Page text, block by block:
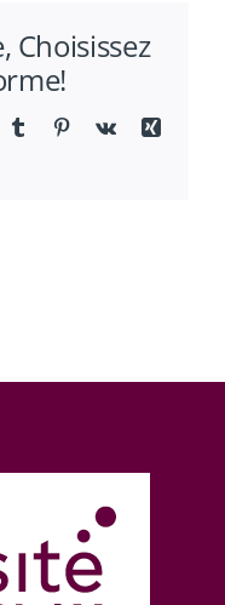
S…
Choisissez
Tumblr Pinterest
Vk
Xing